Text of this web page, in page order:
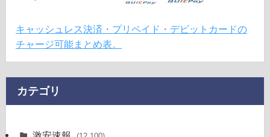
キャッシュレス決済・プリペイド・デビットカードの
チャージ可能まとめ表。
カテゴリ